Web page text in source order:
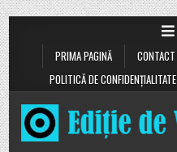
PRIMA PAGINĂ
CONTACT
POLITICĂ DE CONFIDENȚIALITATE